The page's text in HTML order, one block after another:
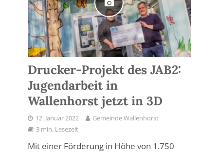
Drucker-Projekt des JAB2:
Jugendarbeit in
Wallenhorst jetzt in 3D
12. Januar 2022
Gemeinde Wallenhorst
3 min. Lesezeit
Mit einer Förderung in Höhe von 1.750